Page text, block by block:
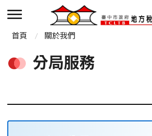
首頁 關於我們
分局服務